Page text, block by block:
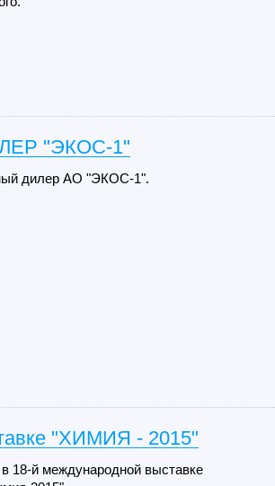
"ЭКОС-1"
дилер АО "ЭКОС-1".
"ХИМИЯ - 2015"
18-й международной выставке